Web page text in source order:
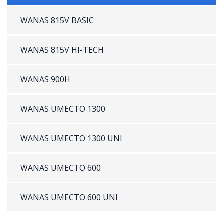
WANAS 815V BASIC
WANAS 815V HI-TECH
WANAS 900H
WANAS UMECTO 1300
WANAS UMECTO 1300 UNI
WANAS UMECTO 600
WANAS UMECTO 600 UNI